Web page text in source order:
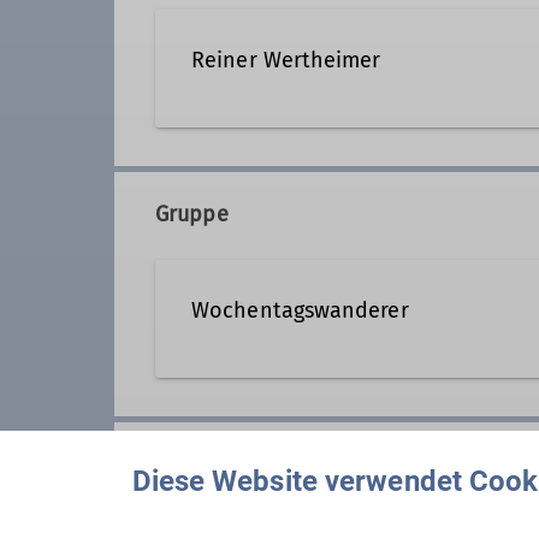
Reiner Wertheimer
Tourenleiter*in Wochentagswanderer
Gruppe
Wochentagswanderer
aber auch an anderen
Wer kann sich das wochentags
Nun, alle die aus dem
Anmeldung
Diese Website verwendet